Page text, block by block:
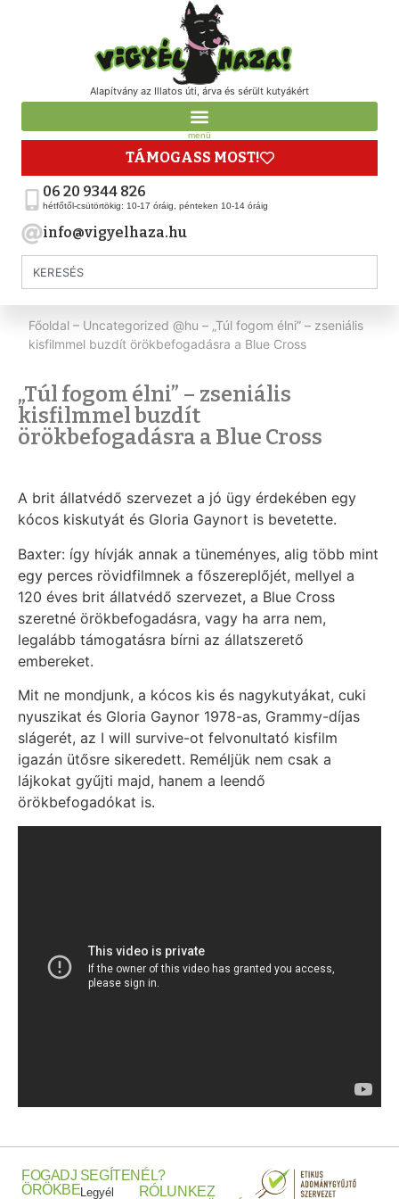
Alapítvány az Illatos úti, árva és sérült kutyákért
menü
TÁMOGASS MOST!
06 20 9344 826
hétfőtől-csütörtökig: 10-17 óráig, pénteken 10-14 óráig
info@vigyelhaza.hu
Főoldal – Uncategorized @hu – „Túl fogom élni” – zseniális
kisfilmmel buzdít örökbefogadásra a Blue Cross
„Túl fogom élni” – zseniális
kisfilmmel buzdít
örökbefogadásra a Blue Cross
A brit állatvédő szervezet a jó ügy érdekében egy
kócos kiskutyát és Gloria Gaynort is bevetette.
Baxter: így hívják annak a tüneményes, alig több mint
egy perces rövidfilmnek a főszereplőjét, mellyel a
120 éves brit állatvédő szervezet, a Blue Cross
szeretné örökbefogadásra, vagy ha arra nem,
legalább támogatásra bírni az állatszerető
embereket.
Mit ne mondjunk, a kócos kis és nagykutyákat, cuki
nyuszikat és Gloria Gaynor 1978-as, Grammy-díjas
slágerét, az I will survive-ot felvonultató kisfilm
igazán ütősre sikeredett. Reméljük nem csak a
lájkokat gyűjti majd, hanem a leendő
örökbefogadókat is.
FOGADJ
ÖRÖKBE
SEGÍTENÉL?
Legyél RÓLUNKEZ